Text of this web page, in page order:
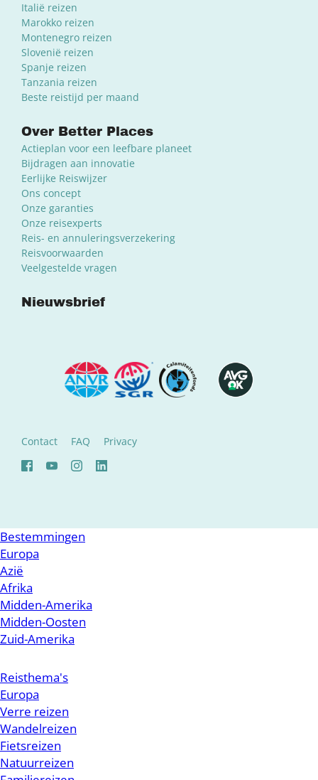
Italië reizen
Marokko reizen
Montenegro reizen
Slovenië reizen
Spanje reizen
Tanzania reizen
Beste reistijd per maand
Over Better Places
Actieplan voor een leefbare planeet
Bijdragen aan innovatie
Eerlijke Reiswijzer
Ons concept
Onze garanties
Onze reisexperts
Reis- en annuleringsverzekering
Reisvoorwaarden
Veelgestelde vragen
Nieuwsbrief
Contact FAQ Privacy
Bestemmingen
Europa
Azië
Afrika
Midden-Amerika
Midden-Oosten
Zuid-Amerika
Reisthema's
Europa
Verre reizen
Wandelreizen
Fietsreizen
Natuurreizen